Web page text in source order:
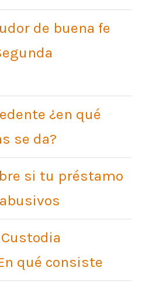
de buena fe
¿en qué
se da?
si tu préstamo
qué consiste